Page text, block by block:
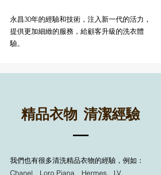
永昌30年的經驗和技術，注入新一代的活力，
提供更加細緻的服務，給顧客升級的洗衣體
驗。
精品衣物 清潔經驗
我們也有很多清洗精品衣物的經驗，例如：
Chanel、Loro Piana、Hermes、LV、